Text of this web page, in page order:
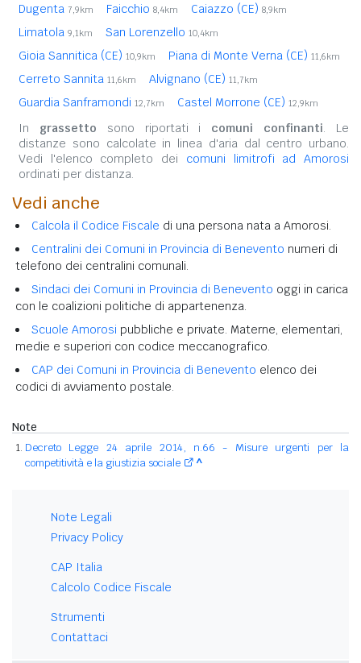
Dugenta 7,9km Faicchio 8,4km Caiazzo (CE) 8,9km
Limatola 9,1km San Lorenzello 10,4km
Gioia Sannitica (CE) 10,9km Piana di Monte Verna (CE) 11,6km
Cerreto Sannita 11,6km Alvignano (CE) 11,7km
Guardia Sanframondi 12,7km Castel Morrone (CE) 12,9km
In grassetto sono riportati i comuni confinanti. Le
distanze sono calcolate in linea d'aria dal centro urbano.
Vedi l'elenco completo dei comuni limitrofi ad Amorosi
ordinati per distanza.
Vedi anche
Calcola il Codice Fiscale di una persona nata a Amorosi.
Centralini dei Comuni in Provincia di Benevento numeri di
telefono dei centralini comunali.
Sindaci dei Comuni in Provincia di Benevento oggi in carica
con le coalizioni politiche di appartenenza.
Scuole Amorosi pubbliche e private. Materne, elementari,
medie e superiori con codice meccanografico.
CAP dei Comuni in Provincia di Benevento elenco dei
codici di avviamento postale.
Note
Decreto Legge 24 aprile 2014, n.66 - Misure urgenti per la
competitività e la giustizia sociale
^
Note Legali
Privacy Policy
CAP Italia
Calcolo Codice Fiscale
Strumenti
Contattaci